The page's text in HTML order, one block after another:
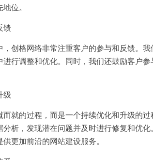
位。
馈
，创格网络非常注重客户的参与和反馈。
进行调整和优化。同时，我们还鼓励客户
级
而就的过程，而是一个持续优化和升级的
分析，发现潜在问题并及时进行修复和优
更加前沿的网站建设服务。